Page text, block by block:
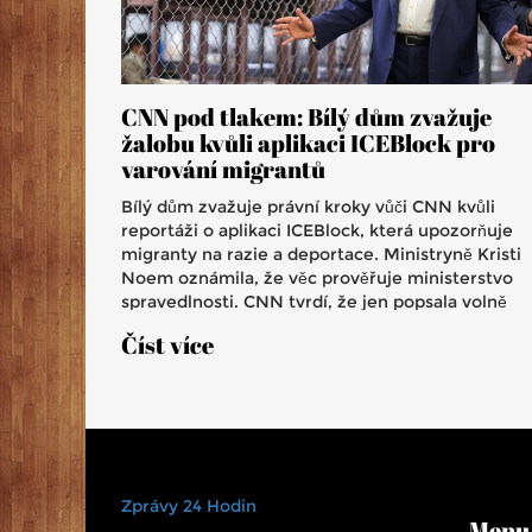
CNN pod tlakem: Bílý dům zvažuje
žalobu kvůli aplikaci ICEBlock pro
varování migrantů
Bílý dům zvažuje právní kroky vůči CNN kvůli
reportáži o aplikaci ICEBlock, která upozorňuje
migranty na razie a deportace. Ministryně Kristi
Noem oznámila, že věc prověřuje ministerstvo
spravedlnosti. CNN tvrdí, že jen popsala volně
obnovených deportací a protestů v USA a otevírá
Číst více
Zprávy 24 Hodin